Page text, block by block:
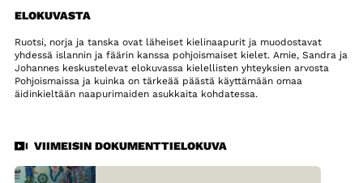
ELOKUVASTA
Ruotsi, norja ja tanska ovat läheiset kielinaapurit ja muodostavat
yhdessä islannin ja fäärin kanssa pohjoismaiset kielet. Amie, Sandra ja
Johannes keskustelevat elokuvassa kielellisten yhteyksien arvosta
Pohjoismaissa ja kuinka on tärkeää päästä käyttämään omaa
äidinkieltään naapurimaiden asukkaita kohdatessa.
VIIMEISIN DOKUMENTTIELOKUVA